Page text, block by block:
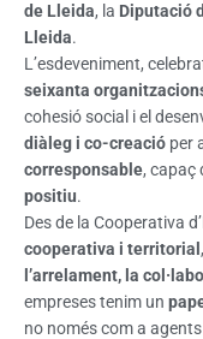
de Lleida, la Diputació
Lleida.
L’esdeveniment,
seixanta
cohesió social i el
diàleg i co-creació per
corresponsable, capaç
positiu.
Des de la Cooperativa
cooperativa i territorial
l’arrelament, la
empreses tenim un
no només com a